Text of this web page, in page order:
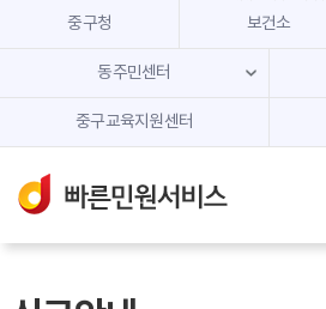
본문 내용 바로가기
주메뉴 바로가기
중구청 보건소
동주민센터
중구교육지원센터